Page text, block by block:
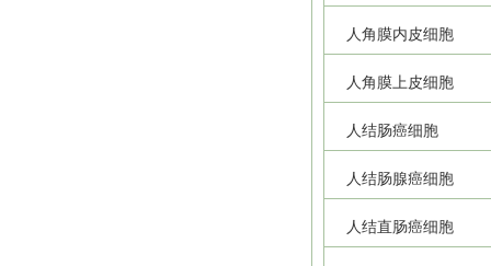
人角膜内皮细胞
人角膜上皮细胞
人结肠癌细胞
人结肠腺癌细胞
人结直肠癌细胞